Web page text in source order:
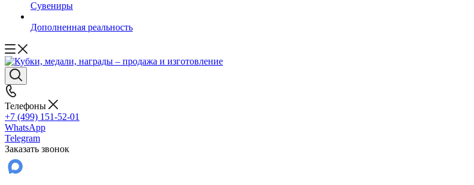
Сувениры
Дополненная реальность
Телефоны
+7 (499) 151-52-01
WhatsApp
Telegram
Заказать звонок